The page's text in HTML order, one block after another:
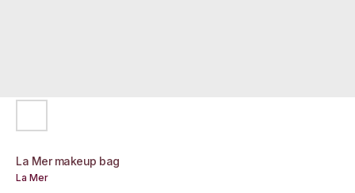
La Mer makeup bag
La Mer